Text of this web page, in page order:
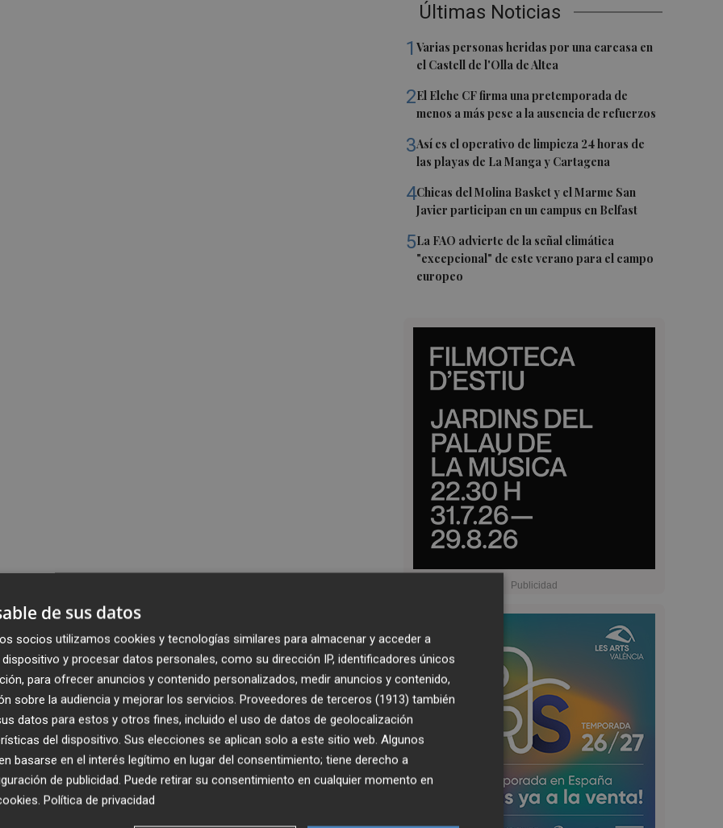
Últimas Noticias
1Varias personas heridas por una carcasa en
el Castell de l'Olla de Altea
2El Elche CF firma una pretemporada de
menos a más pese a la ausencia de refuerzos
3Así es el operativo de limpieza 24 horas de
las playas de La Manga y Cartagena
4Chicas del Molina Basket y el Marme San
Javier participan en un campus en Belfast
5La FAO advierte de la señal climática
"excepcional" de este verano para el campo
europeo
de sus datos
socios utilizamos cookies y tecnologías similares para almacenar y acceder a
y procesar datos personales, como su dirección IP, identificadores únicos
para ofrecer anuncios y contenido personalizados, medir anuncios y contenido,
sobre la audiencia y mejorar los servicios. Proveedores de terceros (1913) también
datos para estos y otros fines, incluido el uso de datos de geolocalización
del dispositivo. Sus elecciones se aplican solo a este sitio web. Algunos
basarse en el interés legítimo en lugar del consentimiento; tiene derecho a
de publicidad. Puede retirar su consentimiento en cualquier momento en
. Política de privacidad